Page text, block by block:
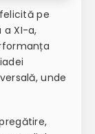
pe
a XI-a,
unde